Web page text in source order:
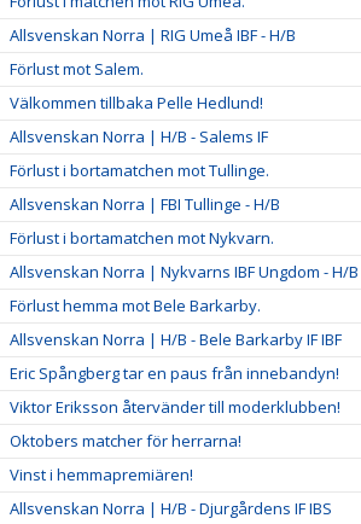
Allsvenskan Norra | RIG Umeå IBF - H/B
Förlust mot Salem.
Välkommen tillbaka Pelle Hedlund!
Allsvenskan Norra | H/B - Salems IF
Förlust i bortamatchen mot Tullinge.
Allsvenskan Norra | FBI Tullinge - H/B
Förlust i bortamatchen mot Nykvarn.
Allsvenskan Norra | Nykvarns IBF Ungdom - H/B
Förlust hemma mot Bele Barkarby.
Allsvenskan Norra | H/B - Bele Barkarby IF IBF
Eric Spångberg tar en paus från innebandyn!
Viktor Eriksson återvänder till moderklubben!
Oktobers matcher för herrarna!
Vinst i hemmapremiären!
Allsvenskan Norra | H/B - Djurgårdens IF IBS